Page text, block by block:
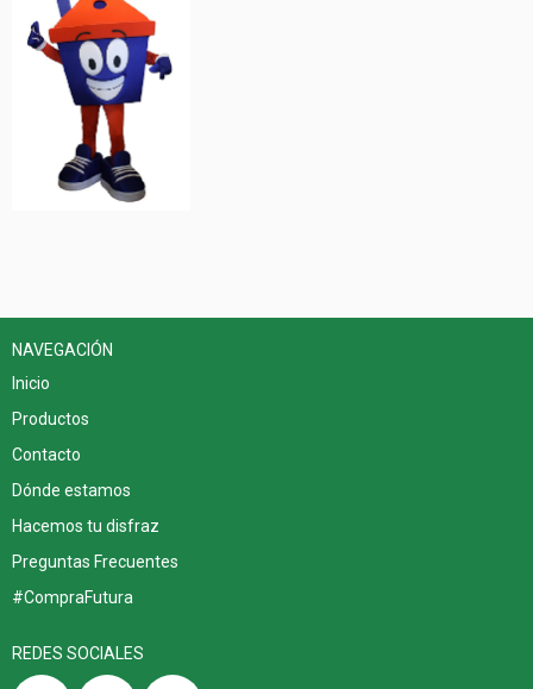
NAVEGACIÓN
Inicio
Productos
Contacto
Dónde estamos
Hacemos tu disfraz
Preguntas Frecuentes
#CompraFutura
REDES SOCIALES